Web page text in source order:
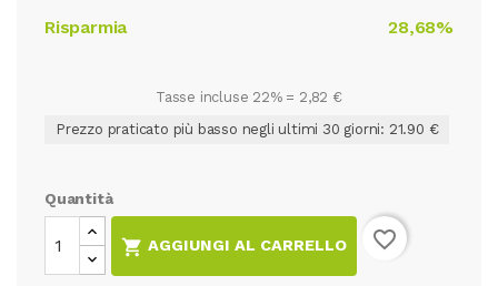
Risparmia 28,68%
Tasse incluse 22% = 2,82 €
Prezzo praticato più basso negli ultimi 30 giorni: 21.90 €
Quantità
 AGGIUNGI AL CARRELLO favorite_border